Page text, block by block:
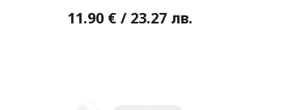
11.90 € / 23.27 лв.